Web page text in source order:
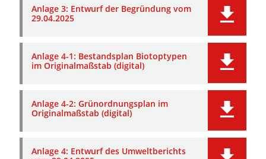
Anlage 3: Entwurf der Begründung vom
29.04.2025
Anlage 4-1: Bestandsplan Biotoptypen
im Originalmaßstab (digital)
Anlage 4-2: Grünordnungsplan im
Originalmaßstab (digital)
Anlage 4: Entwurf des Umweltberichts